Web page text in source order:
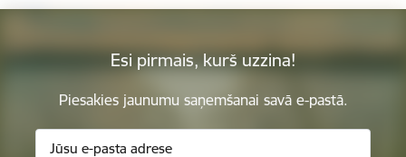
Esi pirmais, kurš uzzina!
Piesakies jaunumu saņemšanai savā e-pastā.